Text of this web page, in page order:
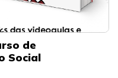
de
Social